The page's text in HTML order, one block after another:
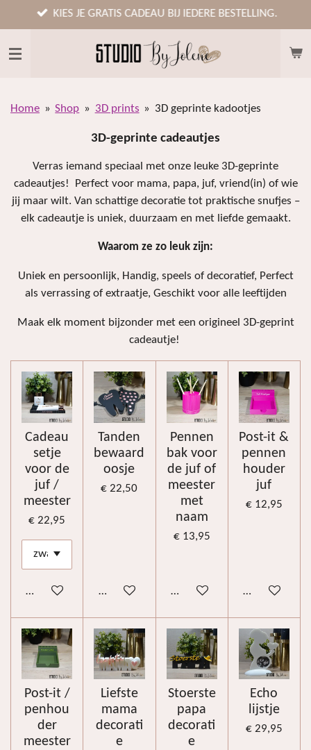
direct
naar
KIES JE GRATIS CADEAU BIJ IEDERE BESTELLING.
Home » Shop » 3D prints » 3D geprinte kadootjes
3D-geprinte cadeautjes
Verras iemand speciaal met onze leuke 3D-geprinte
cadeautjes! Perfect voor mama, papa, juf, vriend(in) of wie
jij maar wilt. Van schattige decoratie tot praktische snufjes –
elk cadeautje is uniek, duurzaam en met liefde gemaakt.
Waarom ze zo leuk zijn:
Uniek en persoonlijk, Handig, speels of decoratief, Perfect
als verrassing of extraatje, Geschikt voor alle leeftijden
Maak elk moment bijzonder met een origineel 3D-geprint
cadeautje!
Cadeau
setje
voor de
juf /
meester
€ 22,95
Bekijk details
Tanden
bewaard
oosje
€ 22,50
Bekijk details
Pennen
bak voor
de juf of
meester
met
naam
€ 13,95
Bekijk details
Post-it &
pennen
houder
juf
€ 12,95
Bekijk details
Post-it /
penhou
der
meester
Liefste
mama
decorati
e
Stoerste
papa
decorati
e
Echo
lijstje
€ 29,95